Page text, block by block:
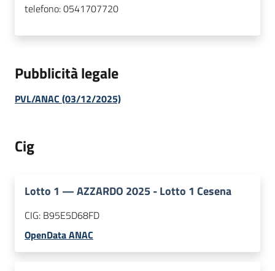
telefono:0541707720
Pubblicità legale
PVL/ANAC (03/12/2025)
Cig
Lotto 1 —AZZARDO 2025 - Lotto 1 Cesena
CIG: B95E5D68FD
OpenData ANAC